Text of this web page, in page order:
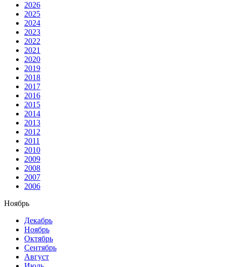
2026
2025
2024
2023
2022
2021
2020
2019
2018
2017
2016
2015
2014
2013
2012
2011
2010
2009
2008
2007
2006
Ноябрь
Декабрь
Ноябрь
Октябрь
Сентябрь
Август